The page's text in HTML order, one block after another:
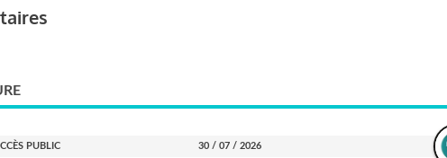
PUBLIC 30 / 07 / 2026